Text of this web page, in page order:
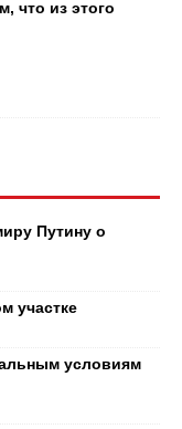
что из этого
Путину о
участке
условиям